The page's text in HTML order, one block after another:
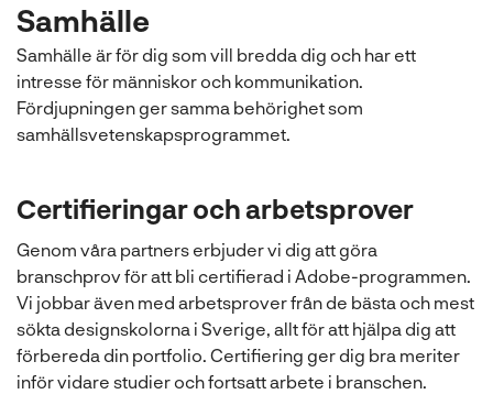
Samhälle
Samhälle är för dig som vill bredda dig och har ett
intresse för människor och kommunikation.
Fördjupningen ger samma behörighet som
samhällsvetenskapsprogrammet.
Certifieringar och arbetsprover
Genom våra partners erbjuder vi dig att göra
branschprov för att bli certifierad i Adobe-programmen.
Vi jobbar även med arbetsprover från de bästa och mest
sökta designskolorna i Sverige, allt för att hjälpa dig att
förbereda din portfolio. Certifiering ger dig bra meriter
inför vidare studier och fortsatt arbete i branschen.